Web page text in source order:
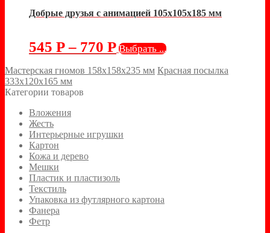
Добрые друзья с анимацией 105х105х185 мм
545 Р– 770 Р Выбрать ...
Мастерская гномов 158х158х235 мм Красная посылка
333х120х165 мм
Категории товаров
Вложения
Жесть
Интерьерные игрушки
Картон
Кожа и дерево
Мешки
Пластик и пластизоль
Текстиль
Упаковка из футлярного картона
Фанера
Фетр